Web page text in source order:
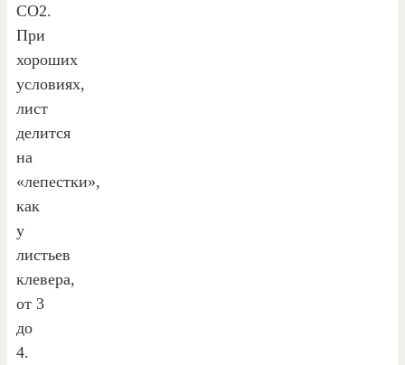
CO2.
При
хороших
условиях,
лист
делится
на
«лепестки»,
как
у
листьев
клевера,
от 3
до
4.